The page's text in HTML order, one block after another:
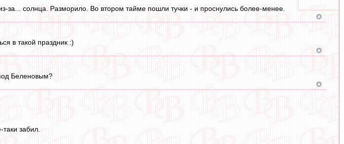
за... солнца. Разморило. Во втором тайме пошли тучки - и проснулись более-менее.
в такой праздник :)
Беленовым?
забил.